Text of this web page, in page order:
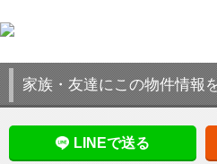
家族・友達にこの物件情報
LINEで送る